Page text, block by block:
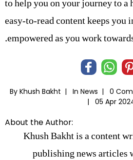
to help you on your journey to
easy-to-read content keeps you
empowered as you work
By Khush Bakht | In News | 0
|
05 Apr
About the Author:
Khush Bakht is a content
publishing news articles